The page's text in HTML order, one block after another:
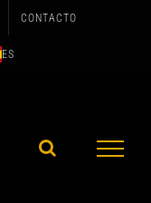
CONTACTO
ES